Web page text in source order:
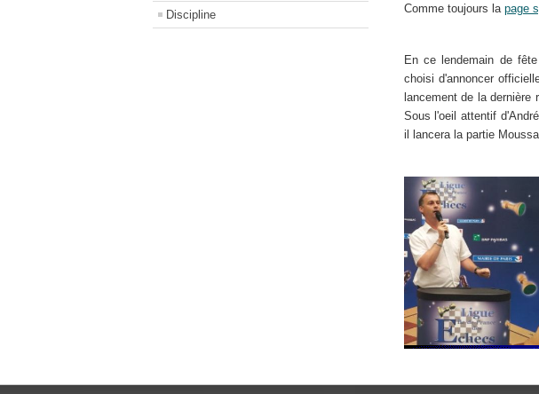
Discipline
Comme toujours la page
En ce lendemain de
choisi d'annoncer
lancement de la dernière
Sous l'oeil attentif
il lancera la partie